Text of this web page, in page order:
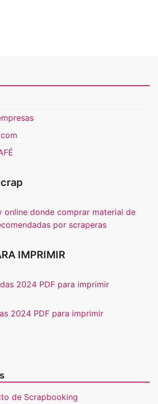
online donde comprar material de
por scraperas
IMPRIMIR
2024 PDF para imprimir
2024 PDF para imprimir
de Scrapbooking